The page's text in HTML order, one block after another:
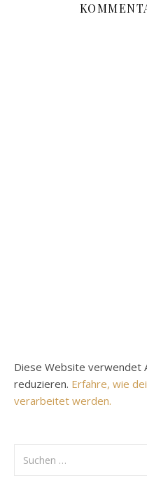
Diese Website verwendet
reduzieren. Erfahre, wie
verarbeitet werden.